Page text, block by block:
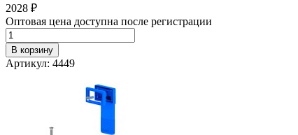
2028 ₽
Оптовая цена доступна после регистрации
В корзину
Артикул: 4449